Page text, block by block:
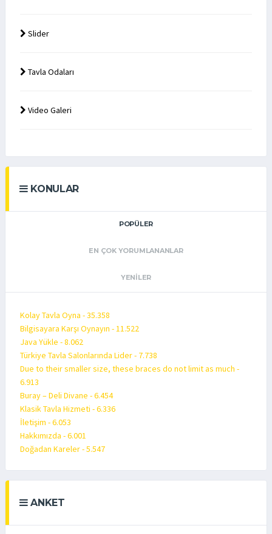
Slider
Tavla Odaları
Video Galeri
KONULAR
POPÜLER
EN ÇOK YORUMLANANLAR
YENILER
Kolay Tavla Oyna - 35.358
Bilgisayara Karşı Oynayın - 11.522
Java Yükle - 8.062
Türkiye Tavla Salonlarında Lider - 7.738
Due to their smaller size, these braces do not limit as much -
6.913
Buray – Deli Divane - 6.454
Klasik Tavla Hizmeti - 6.336
İletişim - 6.053
Hakkımızda - 6.001
Doğadan Kareler - 5.547
ANKET